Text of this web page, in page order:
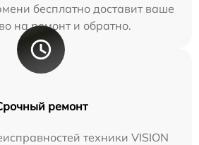
бесплатно доставит ваше
на ремонт и обратно.
ремонт
техники VISION